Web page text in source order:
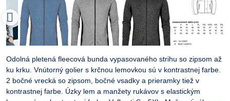
Odolná pletená fleecová bunda vypasovaného strihu so zipsom až
ku krku. Vnútorný golier s krčnou lemovkou sú v kontrastnej farbe.
2 bočné vrecká so zipsom, bočné vsadky a prieramky tiež v
kontrastnej farbe. Úzky lem a manžety rukávov s elastickým